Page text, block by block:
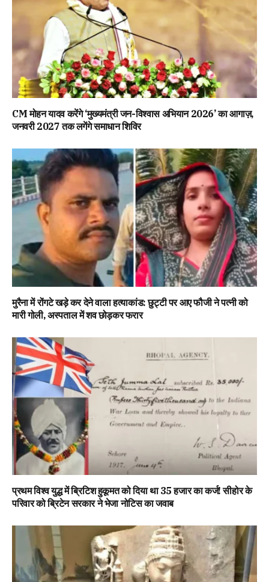
CM मोहन यादव करेंगे ‘मुख्यमंत्री जन-विश्वास अभियान 2026’ का आगाज़,
जनवरी 2027 तक लगेंगे समाधान शिविर
मुरैना में रोंगटे खड़े कर देने वाला हत्याकांड: छुट्टी पर आए फौजी ने पत्नी को
मारी गोली, अस्पताल में शव छोड़कर फरार
प्रथम विश्व युद्ध में ब्रिटिश हुकूमत को दिया था ₹35 हजार का कर्ज! सीहोर के
परिवार को ब्रिटेन सरकार ने भेजा नोटिस का जवाब